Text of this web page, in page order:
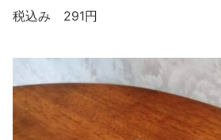
税込み 291円